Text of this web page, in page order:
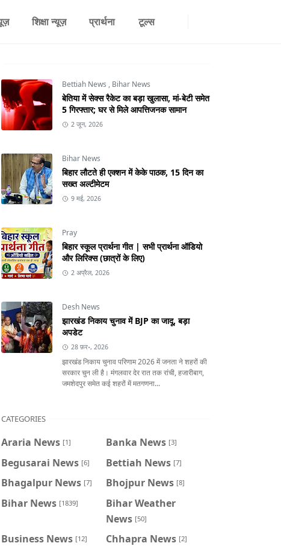
शिक्षा न्यूज़ प्रार्थना टूल्स
Bettiah News , Bihar News
बेतिया में सेक्स रैकेट का बड़ा खुलासा, मां-बेटी समेत
5 गिरफ्तार; घर से मिले आपत्तिजनक सामान
2 जून, 2026
Bihar News
बिहार लौटते ही एक्शन में केके पाठक, 15 दिन का
सख्त अल्टीमेटम
9 मई, 2026
Pray
बिहार स्कूल प्रार्थना गीत | सभी प्रार्थना ऑडियो
और लिरिक्स (छात्रों के लिए)
2 अप्रैल, 2026
Desh News
झारखंड निकाय चुनाव में BJP का जादू, बड़ा
अपडेट
28 फ़र॰, 2026
झारखंड निकाय चुनाव परिणाम 2026 में जनता ने शहरों की
सरकार चुन ली है। मंगलवार देर रात तक रांची, हजारीबाग,
जमशेदपुर समेत कई शहरों में मतगणना...
CATEGORIES
Araria News [1] Banka News [3]
Begusarai News [6] Bettiah News [7]
Bhagalpur News [7] Bhojpur News [8]
Bihar News [1839]
Bihar Weather
News [50]
Business News [12] Chhapra News [2]